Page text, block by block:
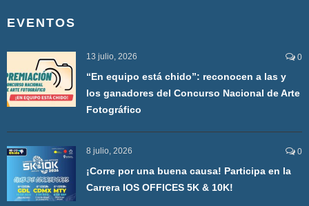
EVENTOS
13 julio, 2026 0
“En equipo está chido”: reconocen a las y
los ganadores del Concurso Nacional de Arte
Fotográfico
8 julio, 2026 0
¡Corre por una buena causa! Participa en la
Carrera IOS OFFICES 5K & 10K!